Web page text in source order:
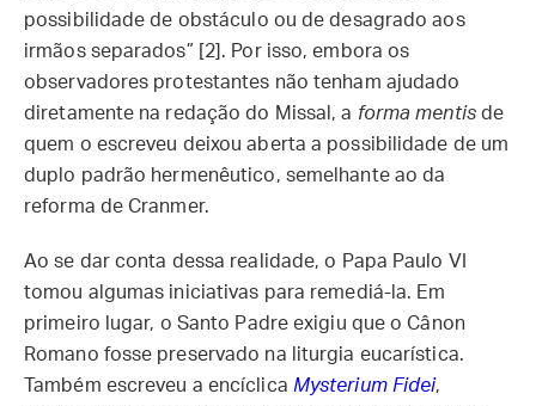
possibilidade de obstáculo ou de desagrado aos
irmãos separados” [2]. Por isso, embora os
observadores protestantes não tenham ajudado
diretamente na redação do Missal, a forma mentisde
quem o escreveu deixou aberta a possibilidade de um
duplo padrão hermenêutico, semelhante ao da
reforma de Cranmer.
Ao se dar conta dessa realidade, o Papa Paulo VI
tomou algumas iniciativas para remediá-la. Em
primeiro lugar, o Santo Padre exigiu que o Cânon
Romano fosse preservado na liturgia eucarística.
Também escreveu a encíclica Mysterium Fidei,